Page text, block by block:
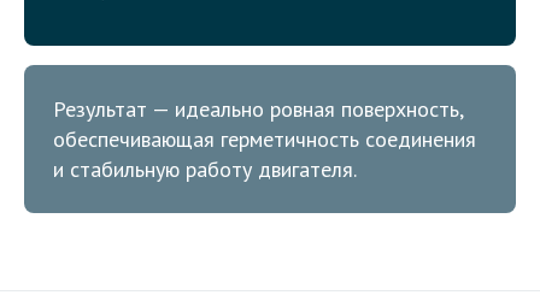
Результат — идеально ровная поверхность,
обеспечивающая герметичность соединения
и стабильную работу двигателя.